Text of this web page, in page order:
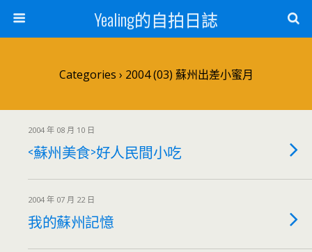
Yealing的自拍日誌
Categories › 2004 (03) 蘇州出差小蜜月
2004 年 08 月 10 日
<蘇州美食>好人民間小吃
2004 年 07 月 22 日
我的蘇州記憶